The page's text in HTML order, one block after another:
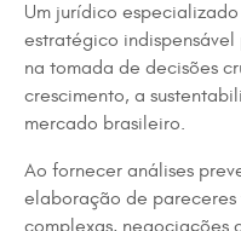
Um jurídico
estratégico indispensável
na tomada de decisões
crescimento, a
mercado brasileiro.
Ao fornecer análises
elaboração de
complexas, negociações